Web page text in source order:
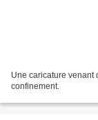
Une caricature venant
confinement.